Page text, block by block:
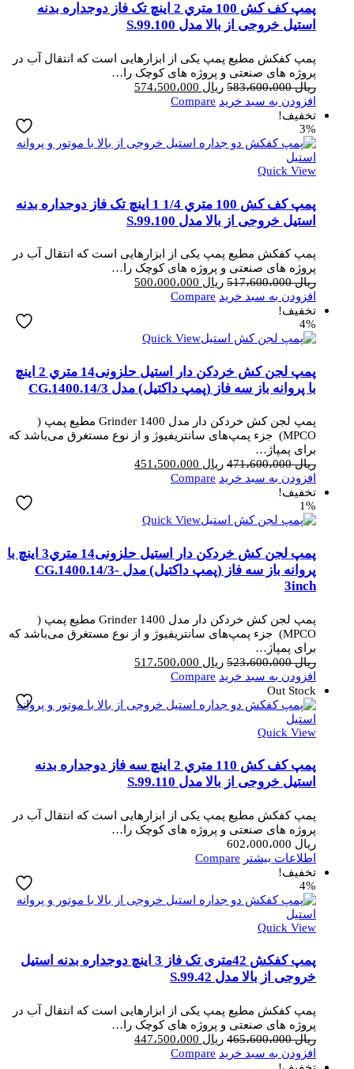
پمپ کف کش 100 متري 2 اینچ تک فاز دوجداره بدنه
استیل خروجی از بالا مدل S.99.100
پمپ کفکش مطیع پمپ یکی از ابزارهایی است که انتقال آب در
پروژه های صنعتی و پروژه های کوچک را…
ریال583،600،000
قیمت
اصلی
ریال
افزودن به سبد خرید Compare
تخفیف!
3%
Quick View
پمپ کف کش 100 متري 1/4 1 اینچ تک فاز دوجداره بدنه
استیل خروجی از بالا مدل S.99.100
پمپ کفکش مطیع پمپ یکی از ابزارهایی است که انتقال آب در
پروژه های صنعتی و پروژه های کوچک را…
ریال517،600،000
قیمت
اصلی
ریال
قیمت
افزودن به سبد خرید Compare
تخفیف!
4%
Quick View
پمپ لجن کش خردکن دار استیل حلزونی14 متري 2 اینچ
با پروانه باز سه فاز (پمپ داکتیل) مدل 3/CG.1400.14
پمپ لجن کش خردکن دار مدل Grinder 1400 مطیع پمپ (
MPCO) جزء پمپ‌های سانتریفیوژ و از نوع مستغرق می‌باشد که
برای پمپاژ…
ریال471،600،000
قیمت
اصلی
ریال
قیمت
افزودن به سبد خرید Compare
تخفیف!
1%
Quick View
پمپ لجن کش خردکن دار استیل حلزونی14 متري3 اینچ با
پروانه باز سه فاز (پمپ داکتیل) مدل CG.1400.14/3-
3inch
پمپ لجن کش خردکن دار مدل Grinder 1400 مطیع پمپ (
MPCO) جزء پمپ‌های سانتریفیوژ و از نوع مستغرق می‌باشد که
برای پمپاژ…
ریال523،600،000
قیمت
اصلی
بود.
ریال
است.
افزودن به سبد خرید Compare
Out Stock
Quick View
پمپ کف کش 110 متري 2 اینچ سه فاز دوجداره بدنه
استیل خروجی از بالا مدل S.99.110
پمپ کفکش مطیع پمپ یکی از ابزارهایی است که انتقال آب در
پروژه های صنعتی و پروژه های کوچک را…
ریال
اطلاعات بیشتر Compare
تخفیف!
4%
Quick View
پمپ کفکش 42متری تک فاز 3 اینچ دوجداره بدنه استیل
خروجی از بالا مدل S.99.42
پمپ کفکش مطیع پمپ یکی از ابزارهایی است که انتقال آب در
پروژه های صنعتی و پروژه های کوچک را…
ریال465،600،000
قیمت
اصلی
ریال
قیمت
افزودن به سبد خرید Compare